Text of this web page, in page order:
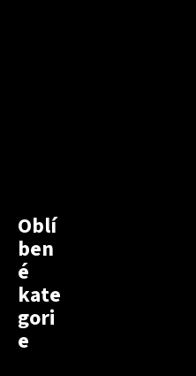
Oblí
ben
é
kate
gori
e